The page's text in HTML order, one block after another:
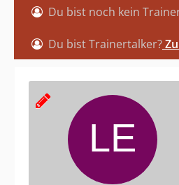
Du bist noch kein
Du bist Trainertalker?